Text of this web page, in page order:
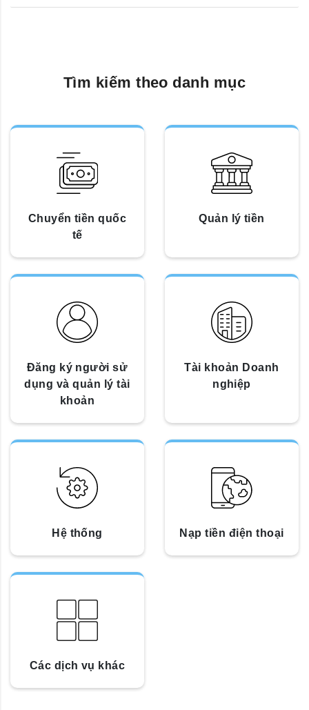
Tìm kiếm theo danh mục
Chuyển tiền quốc
tế
Quản lý tiền
Đăng ký người sử
dụng và quản lý tài
khoản
Tài khoản Doanh
nghiệp
Hệ thống Nạp tiền điện thoại
Các dịch vụ khác